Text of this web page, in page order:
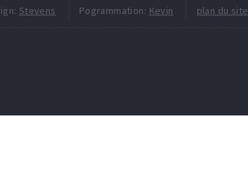
Stevens Pogrammation: Kevin plan du site